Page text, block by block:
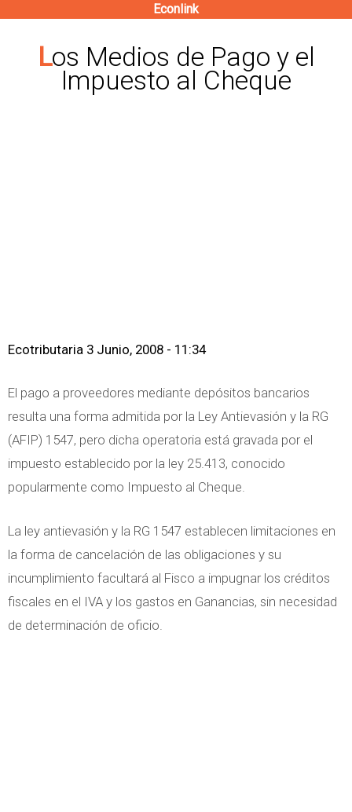
contenido
principal
Econlink
Los Medios de Pago y el
Impuesto al Cheque
Ecotributaria 3 Junio, 2008 - 11:34
El pago a proveedores mediante depósitos bancarios
resulta una forma admitida por la Ley Antievasión y la RG
(AFIP) 1547, pero dicha operatoria está gravada por el
impuesto establecido por la ley 25.413, conocido
popularmente como Impuesto al Cheque.
La ley antievasión y la RG 1547 establecen limitaciones en
la forma de cancelación de las obligaciones y su
incumplimiento facultará al Fisco a impugnar los créditos
fiscales en el IVA y los gastos en Ganancias, sin necesidad
de determinación de oficio.